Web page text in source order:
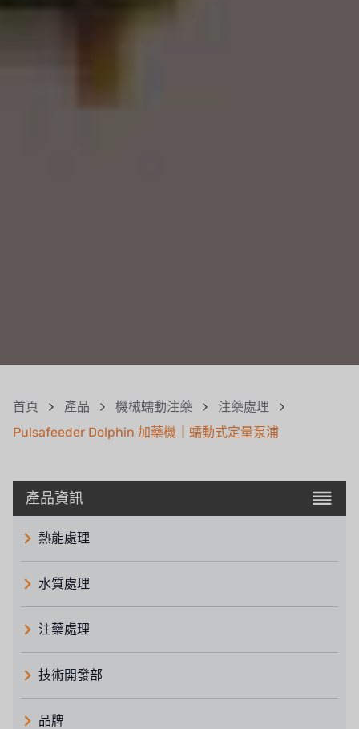
首頁 產品 機械蠕動注藥
注藥處理
Pulsafeeder Dolphin 加藥機｜蠕動式定量泵浦
產品資訊
熱能處理
水質處理
注藥處理
技術開發部
品牌